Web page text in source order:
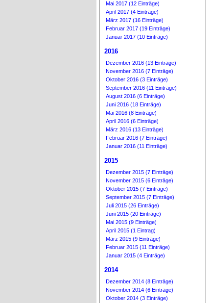
Mai 2017 (12 Einträge)
April 2017 (4 Einträge)
März 2017 (16 Einträge)
Februar 2017 (19 Einträge)
Januar 2017 (10 Einträge)
2016
Dezember 2016 (13 Einträge)
November 2016 (7 Einträge)
Oktober 2016 (3 Einträge)
September 2016 (11 Einträge)
August 2016 (6 Einträge)
Juni 2016 (18 Einträge)
Mai 2016 (8 Einträge)
April 2016 (6 Einträge)
März 2016 (13 Einträge)
Februar 2016 (7 Einträge)
Januar 2016 (11 Einträge)
2015
Dezember 2015 (7 Einträge)
November 2015 (6 Einträge)
Oktober 2015 (7 Einträge)
September 2015 (7 Einträge)
Juli 2015 (26 Einträge)
Juni 2015 (20 Einträge)
Mai 2015 (9 Einträge)
April 2015 (1 Eintrag)
März 2015 (9 Einträge)
Februar 2015 (11 Einträge)
Januar 2015 (4 Einträge)
2014
Dezember 2014 (8 Einträge)
November 2014 (6 Einträge)
Oktober 2014 (3 Einträge)